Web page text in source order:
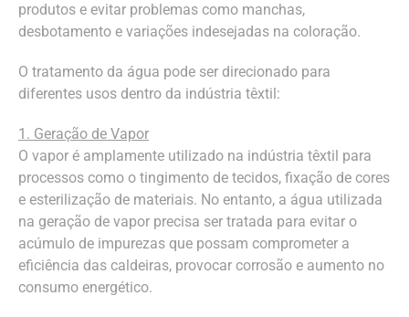
produtos e evitar problemas como manchas,
desbotamento e variações indesejadas na coloração.
O tratamento da água pode ser direcionado para
diferentes usos dentro da indústria têxtil:
1. Geração de Vapor
O vapor é amplamente utilizado na indústria têxtil para
processos como o tingimento de tecidos, fixação de cores
e esterilização de materiais. No entanto, a água utilizada
na geração de vapor precisa ser tratada para evitar o
acúmulo de impurezas que possam comprometer a
eficiência das caldeiras, provocar corrosão e aumento no
consumo energético.